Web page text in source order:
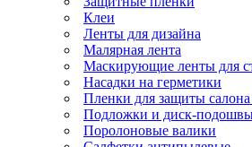
Клеи
Ленты для дизайна
Малярная лента
Маскирующие ленты для
Насадки на герметики
Пленки для защиты
Подложки и диск-
Поролоновые валики